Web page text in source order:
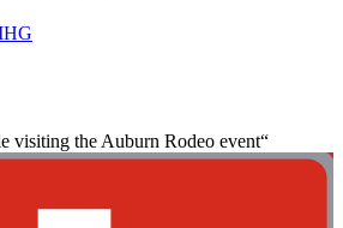
visiting the Auburn Rodeo event“